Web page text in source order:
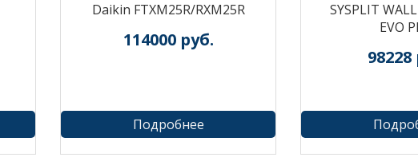
Daikin FTXM25R/RXM25R
114000 руб.
Подробнее
SYSPLIT
EVO
98228